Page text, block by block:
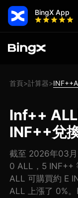
BingX App
首頁>計算器>
Inf++
INF++兌
截至 2026年03
0 ALL，5 INF++
ALL 可購買約 E
ALL 上漲了 0%